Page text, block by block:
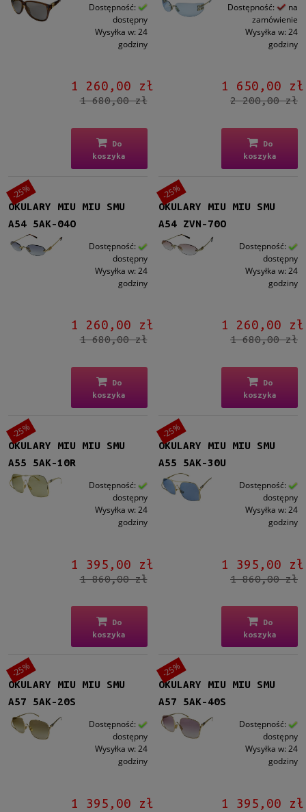
Dostępność:
dostępny
Wysyłka w: 24
godziny
1 260,00 zł
1 680,00 zł
Do
koszyka
Dostępność:
na
zamówienie
Wysyłka w: 24
godziny
1 650,00 zł
2 200,00 zł
Do
koszyka
OKULARY MIU MIU SMU
A54 5AK-04O
Dostępność:
dostępny
Wysyłka w: 24
godziny
1 260,00 zł
1 680,00 zł
Do
koszyka
-25%
OKULARY MIU MIU SMU
A54 ZVN-70O
Dostępność:
dostępny
Wysyłka w: 24
godziny
1 260,00 zł
1 680,00 zł
Do
koszyka
-25%
OKULARY MIU MIU SMU
A55 5AK-10R
Dostępność:
dostępny
Wysyłka w: 24
godziny
1 395,00 zł
1 860,00 zł
Do
koszyka
-25%
OKULARY MIU MIU SMU
A55 5AK-30U
Dostępność:
dostępny
Wysyłka w: 24
godziny
1 395,00 zł
1 860,00 zł
Do
koszyka
-25%
OKULARY MIU MIU SMU
A57 5AK-20S
Dostępność:
dostępny
Wysyłka w: 24
godziny
1 395,00 zł
-25%
OKULARY MIU MIU SMU
A57 5AK-40S
Dostępność:
dostępny
Wysyłka w: 24
godziny
1 395,00 zł
-25%